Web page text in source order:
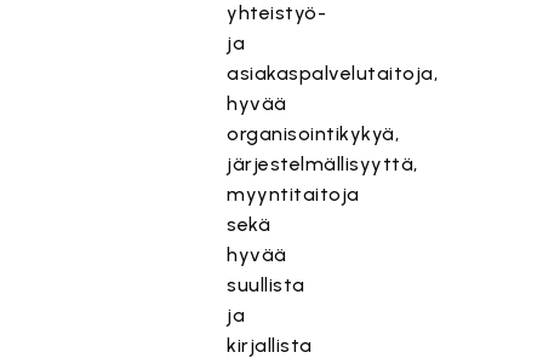
yhteistyö-
ja
asiakaspalvelutaitoja,
hyvää
organisointikykyä,
järjestelmällisyyttä,
myyntitaitoja
sekä
hyvää
suullista
ja
kirjallista